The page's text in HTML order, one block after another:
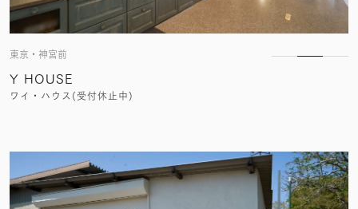
東京・神宮前
Y HOUSE
ワイ・ハウス(受付休止中)